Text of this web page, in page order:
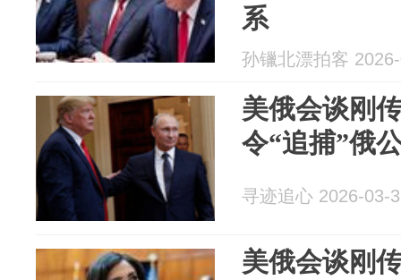
系
孙镴北漂拍客
美俄会谈刚
令“追捕”俄
寻迹追心 2026-03-
美俄会谈刚